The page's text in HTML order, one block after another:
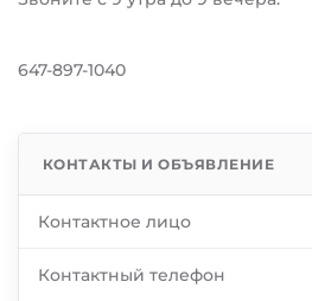
647-897-1040
КОНТАКТЫ И ОБЪЯВЛЕНИЕ
Контактное лицо
Контактный телефон